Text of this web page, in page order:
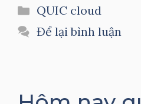
Danh
mục
QUIC cloud
Để lại bình luận